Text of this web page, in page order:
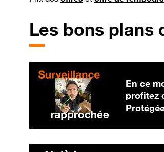
Les bons plans
En ce
profitez